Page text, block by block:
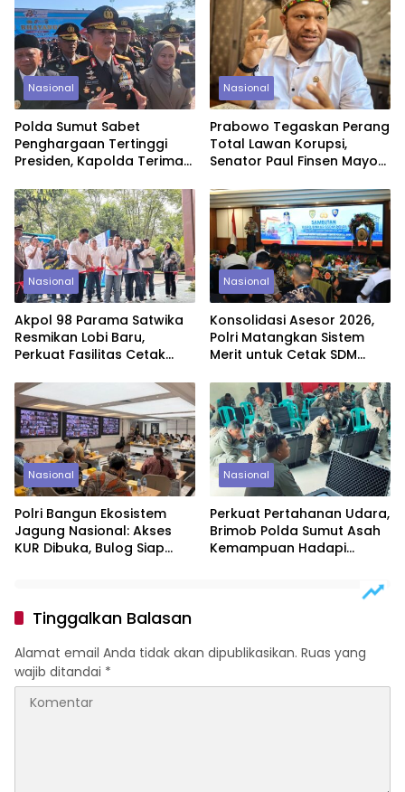
Nasional
Polda Sumut Sabet
Penghargaan Tertinggi
Presiden, Kapolda Terima
Jakarta
Nasional
Prabowo Tegaskan Perang
Total Lawan Korupsi,
Senator Paul Finsen Mayor:
Tanpa Kompromi
Nasional
Akpol 98 Parama Satwika
Resmikan Lobi Baru,
Perkuat Fasilitas Cetak
Nasional
Konsolidasi Asesor 2026,
Polri Matangkan Sistem
Merit untuk Cetak SDM
Nasional
Polri Bangun Ekosistem
Jagung Nasional: Akses
KUR Dibuka, Bulog Siap
Nasional
Perkuat Pertahanan Udara,
Brimob Polda Sumut Asah
Kemampuan Hadapi
Tinggalkan Balasan
Alamat email Anda tidak akan dipublikasikan. Ruas yang
wajib ditandai *